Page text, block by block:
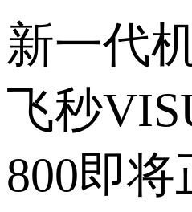
新一代
飞秒
800即将